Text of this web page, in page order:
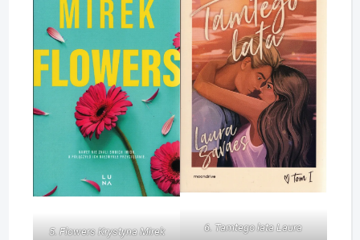
5. Flowers Krystyna Mirek
6. Tamtego lata Laura